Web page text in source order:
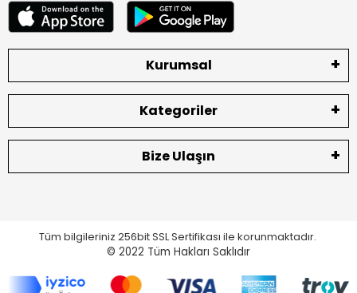
Kurumsal
Kategoriler
Bize Ulaşın
Tüm bilgileriniz 256bit SSL Sertifikası ile korunmaktadır.
© 2022 Tüm Hakları Saklıdır